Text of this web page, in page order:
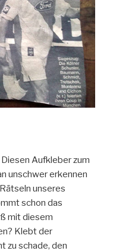
Aufkleber zum
unschwer erkennen
unseres
schon das
mit diesem
Klebt der
zu schade, den